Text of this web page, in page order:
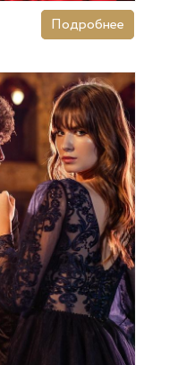
Подробнее